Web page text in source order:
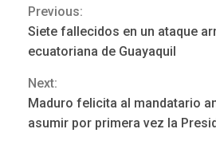
Continue
Reading
Previous:
Siete fallecidos en un ataque
ecuatoriana de Guayaquil
Next:
Maduro felicita al mandatario
asumir por primera vez la
3
ÚLTIMA HORA
Hutíes de